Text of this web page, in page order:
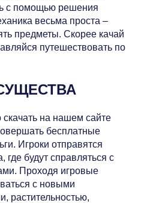
с помощью решения
весьма проста –
предметы. Скорее качай
путешествовать по
на нашем сайте
бесплатные
Игроки отправятся
где будут справляться с
Проходя игровые
с новыми
растительностью,